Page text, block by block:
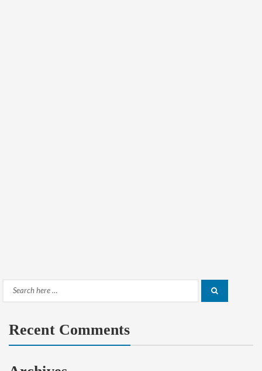
Search
Recent Comments